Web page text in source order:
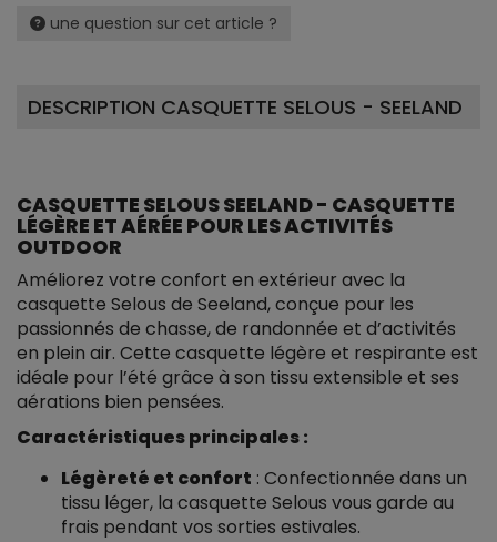
une question sur cet article ?
DESCRIPTION CASQUETTE SELOUS - SEELAND
CASQUETTE SELOUS SEELAND - CASQUETTE
LÉGÈRE ET AÉRÉE POUR LES ACTIVITÉS
OUTDOOR
Améliorez votre confort en extérieur avec la
casquette Selous de Seeland, conçue pour les
passionnés de chasse, de randonnée et d’activités
en plein air. Cette casquette légère et respirante est
idéale pour l’été grâce à son tissu extensible et ses
aérations bien pensées.
Caractéristiques principales :
Légèreté et confort : Confectionnée dans un
tissu léger, la casquette Selous vous garde au
frais pendant vos sorties estivales.